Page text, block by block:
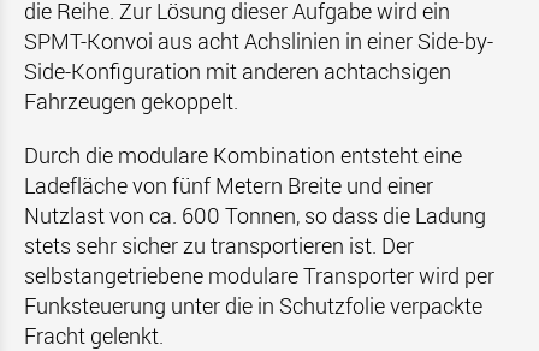
die Reihe. Zur Lösung dieser Aufgabe wird ein
SPMT-Konvoi aus acht Achslinien in einer Side-by-
Side-Konfiguration mit anderen achtachsigen
Fahrzeugen gekoppelt.
Durch die modulare Kombination entsteht eine
Ladefläche von fünf Metern Breite und einer
Nutzlast von ca. 600 Tonnen, so dass die Ladung
stets sehr sicher zu transportieren ist. Der
selbstangetriebene modulare Transporter wird per
Funksteuerung unter die in Schutzfolie verpackte
Fracht gelenkt.